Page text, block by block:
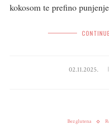
kokosom te prefino
02.11.2025.
Bez glutena